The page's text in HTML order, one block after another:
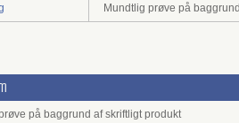
Mundtlig prøve på
på baggrund af skriftligt produkt